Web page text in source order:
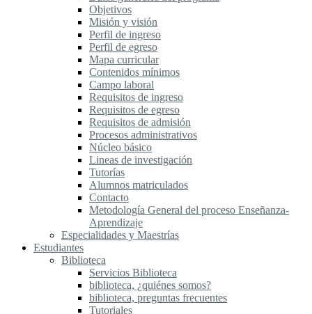
Objetivos
Misión y visión
Perfil de ingreso
Perfil de egreso
Mapa curricular
Contenidos mínimos
Campo laboral
Requisitos de ingreso
Requisitos de egreso
Requisitos de admisión
Procesos administrativos
Núcleo básico
Lineas de investigación
Tutorías
Alumnos matriculados
Contacto
Metodología General del proceso Enseñanza-
Aprendizaje
Especialidades y Maestrías
Estudiantes
Biblioteca
Servicios Biblioteca
biblioteca, ¿quiénes somos?
biblioteca, preguntas frecuentes
Tutoriales